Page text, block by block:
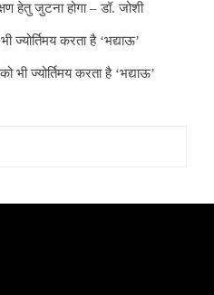
हेतु जुटना होगा – डॉ. जोशी
ज्योर्तिमय करता है ‘भद्याऊ’
भी ज्योर्तिमय करता है ‘भद्याऊ’